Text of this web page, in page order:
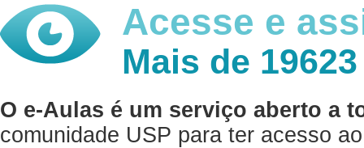
Acesse e
Mais de
O e-Aulas é um serviço aberto a
comunidade USP para ter acesso